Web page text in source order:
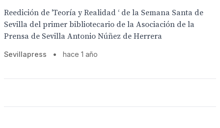
Reedición de 'Teoría y Realidad ‘ de la Semana Santa de
Sevilla del primer bibliotecario de la Asociación de la
Prensa de Sevilla Antonio Núñez de Herrera
Sevillapress • hace 1 año